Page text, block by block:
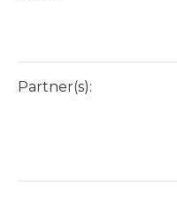
Partner(s):